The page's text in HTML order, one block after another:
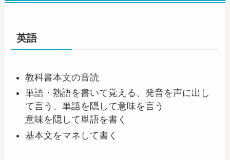
英語
教科書本文の音読
単語・熟語を書いて覚える、発音を声に出し
て言う、単語を隠して意味を言う
意味を隠して単語を書く
基本文をマネして書く